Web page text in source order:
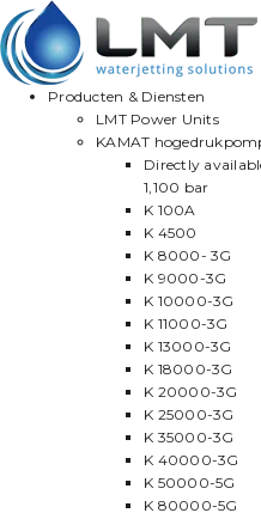
Producten & Diensten
LMT Power Units
KAMAT
Directly
1,100 bar
K 100A
K 4500
K 8000- 3G
K 9000-3G
K 10000-3G
K 11000-3G
K 13000-3G
K 18000-3G
K 20000-3G
K 25000-3G
K 35000-3G
K 40000-3G
K 50000-5G
K 80000-5G